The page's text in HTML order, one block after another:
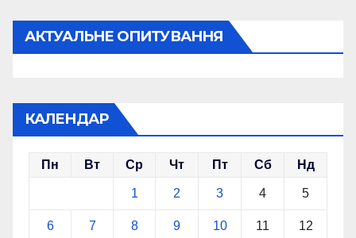
АКТУАЛЬНЕ ОПИТУВАННЯ
КАЛЕНДАР
Пн Вт Ср Чт Пт Сб Нд
1 2 3 4 5
6 7 8 9 10 11 12